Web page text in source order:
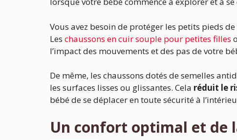
Vous avez besoin de protéger les petits pieds
Les chaussons en cuir souple pour petites filles
l’impact des mouvements et des pas de votre
De même, les chaussons dotés de semelles
les surfaces lisses ou glissantes. Cela réduit le
bébé de se déplacer en toute sécurité à
Un confort optimal et de